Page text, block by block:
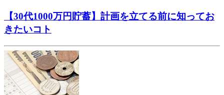
【30代1000万円貯蓄】計画を立てる前に知ってお
きたいコト